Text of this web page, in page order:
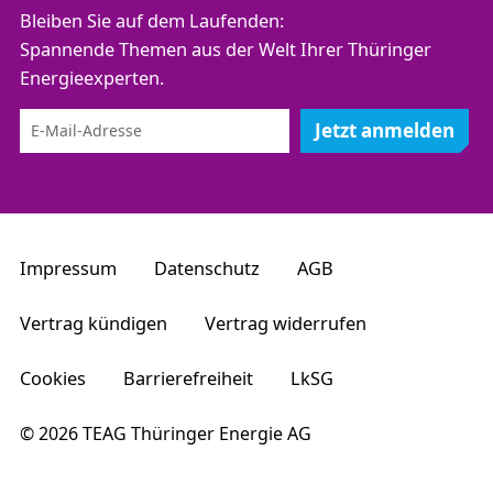
Bleiben Sie auf dem Laufenden:
Spannende Themen aus der Welt Ihrer Thüringer
Energieexperten.
Jetzt anmelden
Impressum Datenschutz AGB
Vertrag kündigen Vertrag widerrufen
Cookies Barrierefreiheit LkSG
© 2026 TEAG Thüringer Energie AG